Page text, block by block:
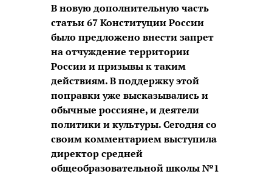
В новую дополнительную часть
статьи 67 Конституции России
было предложено внести запрет
на отчуждение территории
России и призывы к таким
действиям. В поддержку этой
поправки уже высказывались и
обычные россияне, и деятели
политики и культуры. Сегодня со
своим комментарием выступила
директор средней
общеобразовательной школы №1